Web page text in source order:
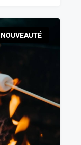
NOUVEAUTÉ